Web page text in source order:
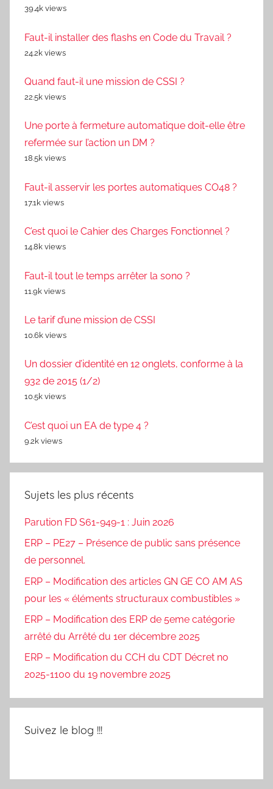
39.4k views
Faut-il installer des flashs en Code du Travail ?
24.2k views
Quand faut-il une mission de CSSI ?
22.5k views
Une porte à fermeture automatique doit-elle être
refermée sur l’action un DM ?
18.5k views
Faut-il asservir les portes automatiques CO48 ?
17.1k views
C’est quoi le Cahier des Charges Fonctionnel ?
14.8k views
Faut-il tout le temps arrêter la sono ?
11.9k views
Le tarif d’une mission de CSSI
10.6k views
Un dossier d’identité en 12 onglets, conforme à la
932 de 2015 (1/2)
10.5k views
C’est quoi un EA de type 4 ?
9.2k views
Sujets les plus récents
Parution FD S61-949-1 : Juin 2026
ERP – PE27 – Présence de public sans présence
de personnel.
ERP – Modification des articles GN GE CO AM AS
pour les « éléments structuraux combustibles »
ERP – Modification des ERP de 5eme catégorie
arrêté du Arrêté du 1er décembre 2025
ERP – Modification du CCH du CDT Décret no
2025-1100 du 19 novembre 2025
Suivez le blog !!!